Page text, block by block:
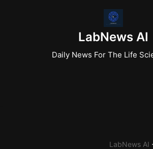
LabNews AI
Daily News For The Life
LabNews AI